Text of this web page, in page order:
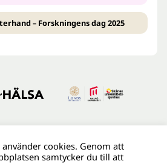
– Forskningens dag 2025
cookies. Genom att
samtycker du till att